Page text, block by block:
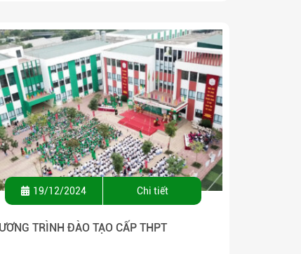
19/12/2024 Chi tiết
TRÌNH ĐÀO TẠO CẤP THPT